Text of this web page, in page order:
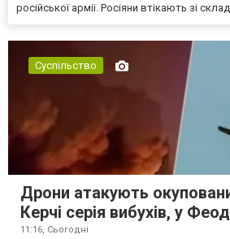
російської армії. Росіяни втікають зі
Суспільство
Дрони атакують
Керчі серія вибухів, у
11:16, Сьогодні